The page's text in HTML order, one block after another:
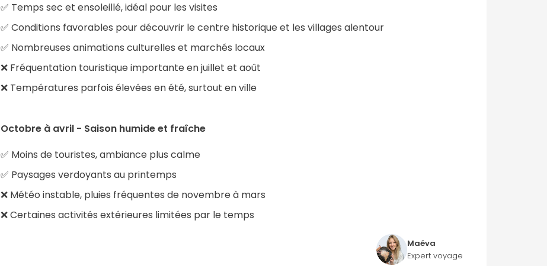
✅ Temps sec et ensoleillé, idéal pour les visites
✅ Conditions favorables pour découvrir le centre historique et les villages alentour
✅ Nombreuses animations culturelles et marchés locaux
❌ Fréquentation touristique importante en juillet et août
❌ Températures parfois élevées en été, surtout en ville
Octobre à avril - Saison humide et fraîche
✅ Moins de touristes, ambiance plus calme
✅ Paysages verdoyants au printemps
❌ Météo instable, pluies fréquentes de novembre à mars
❌ Certaines activités extérieures limitées par le temps
Maéva
Expert voyage